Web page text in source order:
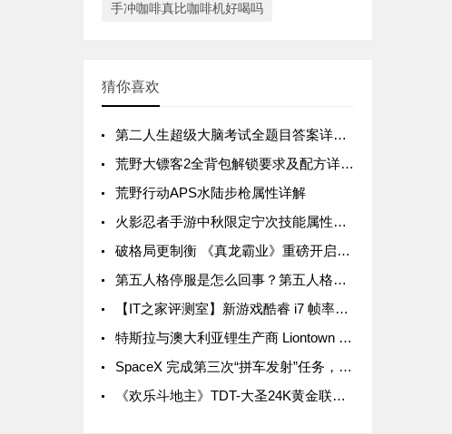
手冲咖啡真比咖啡机好喝吗
猜你喜欢
第二人生超级大脑考试全题目答案详解汇总
荒野大镖客2全背包解锁要求及配方详解汇总
荒野行动APS水陆步枪属性详解
火影忍者手游中秋限定宁次技能属性详解
破格局更制衡 《真龙霸业》重磅开启SLG3.0时代
第五人格停服是怎么回事？第五人格停服公告一览
【IT之家评测室】新游戏酷睿 i7 帧率领先 15%，拯救者 Y9000P 与 R9000P 进一步拉开差距
特斯拉与澳大利亚锂生产商 Liontown Resources 签署五年协议，后者股价暴涨近 20%
SpaceX 完成第三次“拼车发射”任务，送 105 颗微型卫星入轨
《欢乐斗地主》TDT-大圣24K黄金联赛首轮周赛战罢 关注大圣Live抢互动豪礼！